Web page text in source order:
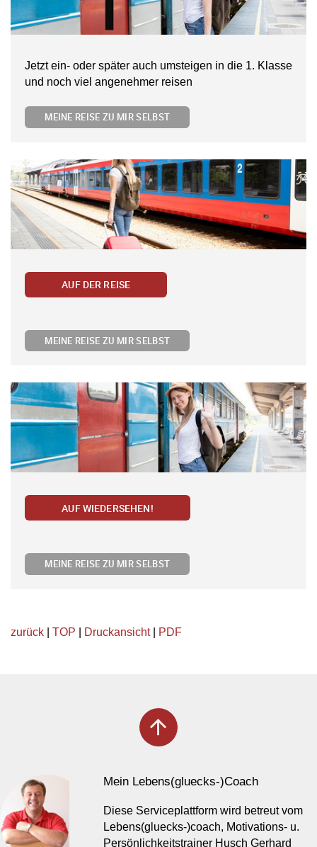
Jetzt ein- oder später auch umsteigen in die 1. Klasse
und noch viel angenehmer reisen
MEINE REISE ZU MIR SELBST
AUF DER REISE
MEINE REISE ZU MIR SELBST
AUF WIEDERSEHEN!
MEINE REISE ZU MIR SELBST
zurück TOP Druckansicht| PDF
arrow_upward
Mein Lebens(gluecks-)Coach
Diese Serviceplattform wird betreut vom
Lebens(gluecks-)coach, Motivations- u.
Persönlichkeitstrainer Husch Gerhard